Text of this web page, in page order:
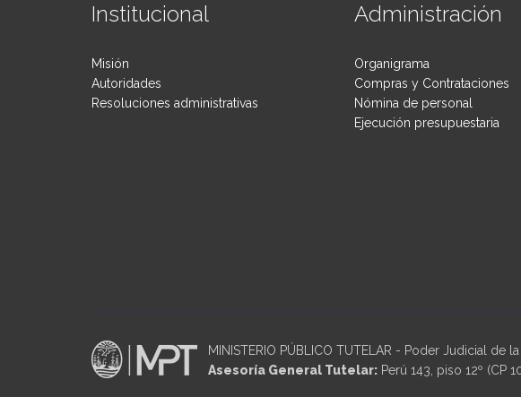
Institucional
Misión
Autoridades
Resoluciones administrativas
Administración
Organigrama
Compras y Contrataciones
Nómina de personal
Ejecución presupuestaria
MINISTERIO PÚBLICO TUTELAR - Poder Judicial de
Asesoría General Tutelar: Perú 143, piso 12º (CP